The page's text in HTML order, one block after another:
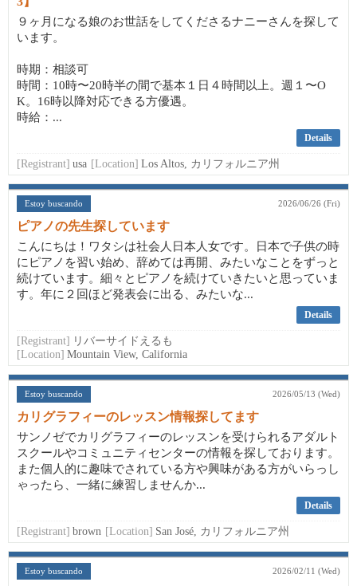
９ヶ月になる娘のお世話をしてくださるナニーさんを探して
います。
時期：相談可
時間：10時〜20時半の間で基本１日４時間以上。週１〜O
K。16時以降対応できる方優遇。
時給：...
Details
[Registrant] usa [Location] Los Altos, カリフォルニア州
Estoy buscando 2026/06/26 (Fri)
ピアノの先生探しています
こんにちは！ワタシは社会人日本人女です。日本で子供の時
にピアノを習い始め、辞めては再開、みたいなことをずっと
続けています。細々とピアノを続けていきたいと思っていま
す。年に２回ほど発表会に出る、みたいな...
Details
[Registrant] リバーサイドえるも
[Location] Mountain View, California
Estoy buscando 2026/05/13 (Wed)
カリグラフィーのレッスン情報探してます
サンノゼでカリグラフィーのレッスンを受けられるアダルト
スクールやコミュニティセンターの情報を探しております。
また個人的に趣味でされている方や興味がある方がいらっし
ゃったら、一緒に練習しませんか...
Details
[Registrant] brown [Location] San José, カリフォルニア州
Estoy buscando 2026/02/11 (Wed)